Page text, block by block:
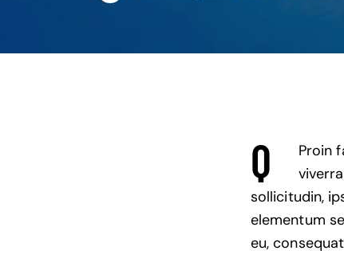
Q
Proin
sollicitudin,
elementum
eu,